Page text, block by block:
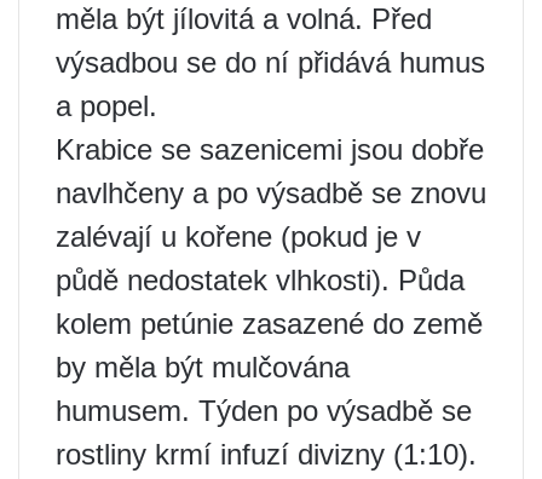
měla být jílovitá a volná. Před
výsadbou se do ní přidává humus
a popel.
Krabice se sazenicemi jsou dobře
navlhčeny a po výsadbě se znovu
zalévají u kořene (pokud je v
půdě nedostatek vlhkosti). Půda
kolem petúnie zasazené do země
by měla být mulčována
humusem. Týden po výsadbě se
rostliny krmí infuzí divizny (1:10).